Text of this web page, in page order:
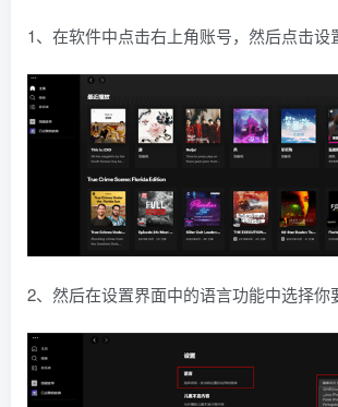
1、在软件中点击右上角账号，然后点击设
2、然后在设置界面中的语言功能中选择你